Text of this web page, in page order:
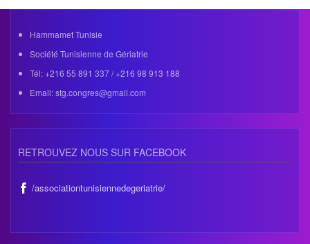
Hammamet Tunisie
Société Tunisienne de Gériatrie
Tél: +216 55 891 337 / +216 98 913 188
Email: stg.congres@gmail.com
RETROUVEZ NOUS SUR FACEBOOK
/associationtunisiennedegeriatrie/